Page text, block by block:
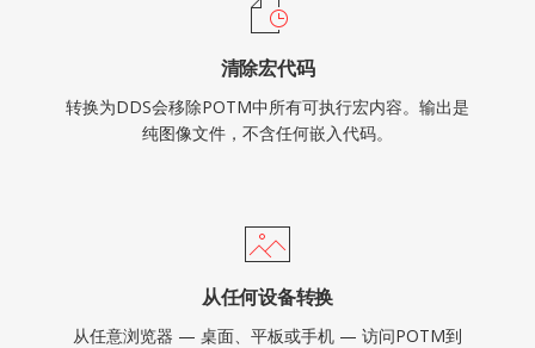
清除宏代码
转换为DDS会移除POTM中所有可执行宏内容。输出是
纯图像文件，不含任何嵌入代码。
从任何设备转换
从任意浏览器 — 桌面、平板或手机 — 访问POTM到